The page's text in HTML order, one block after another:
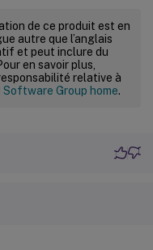
de ce produit est en
autre que l’anglais
et peut inclure du
en savoir plus,
relative à
Software Group home.